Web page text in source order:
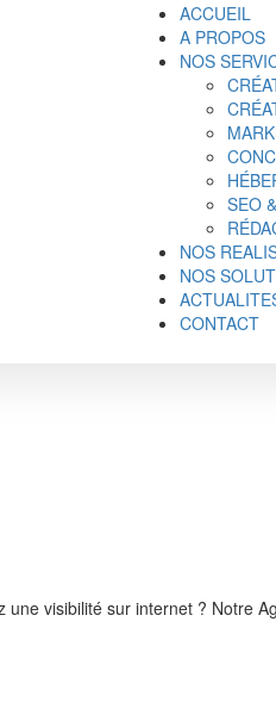
ACCUEIL
A PROPOS
NOS
SEO
NOS
NOS
CONTACT
visibilité sur internet ? Notre